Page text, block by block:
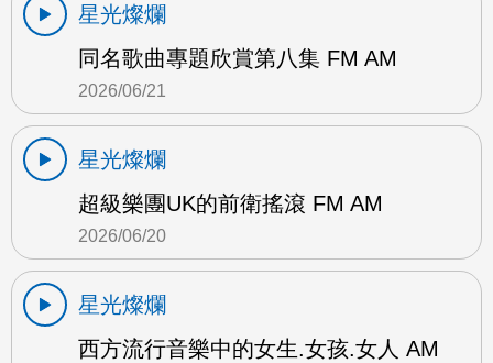
星光燦爛
同名歌曲專題欣賞第八集 FM AM
2026/06/21
星光燦爛
超級樂團UK的前衛搖滾 FM AM
2026/06/20
星光燦爛
西方流行音樂中的女生.女孩.女人 AM